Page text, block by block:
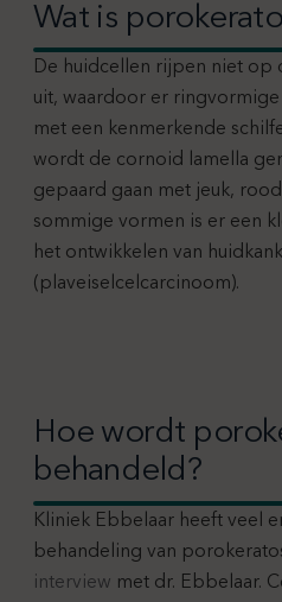
Wat is
De huidcellen rijpen niet op
uit, waardoor er
met een kenmerkende
wordt de cornoid lamella
gepaard gaan met jeuk,
sommige vormen is er een
het ontwikkelen van
(plaveiselcelcarcinoom).
Hoe wordt
behandeld?
Kliniek Ebbelaar heeft veel
behandeling van
interview met dr. Ebbelaar.